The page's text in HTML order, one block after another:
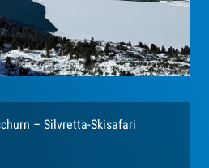
– Silvretta-Skisafari